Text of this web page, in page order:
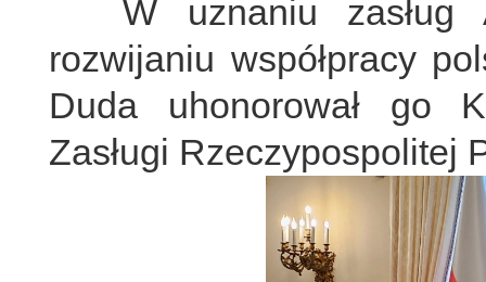
W uznaniu zasług
rozwijaniu współpracy
Duda uhonorował go
Zasługi Rzeczypospolitej